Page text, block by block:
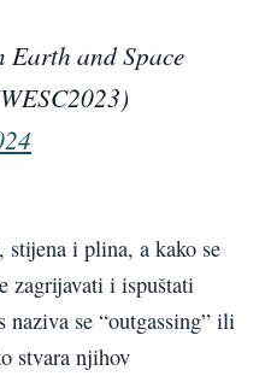
Earth and Space
stijena i plina, a kako se
zagrijavati i ispuštati
se “outgassing” ili
stvara njihov